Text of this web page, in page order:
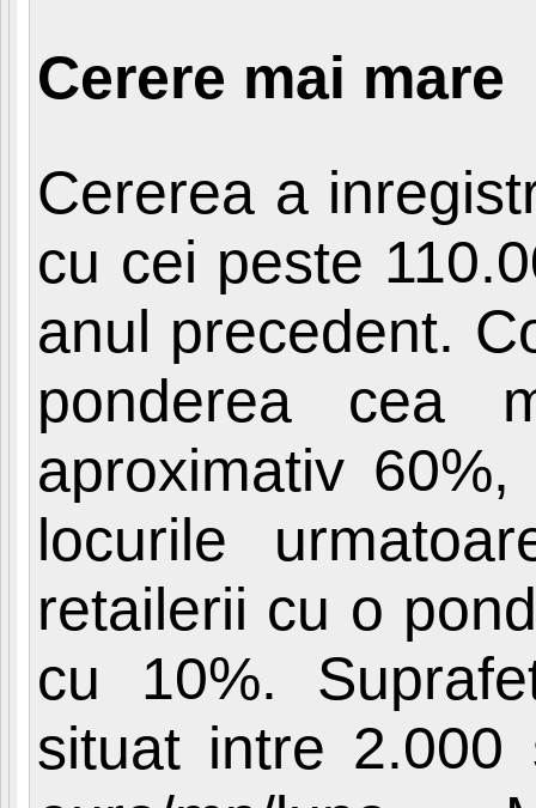
Cerere mai mare
Cererea a
cu cei peste
anul precedent.
ponderea cea
aproximativ
locurile
retailerii cu o
cu 10%.
situat intre